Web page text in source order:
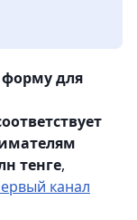
для
тенге,
канал